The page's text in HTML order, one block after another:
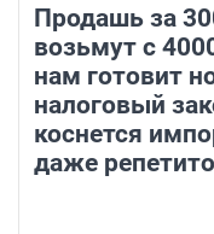
Продашь за
возьмут с
нам готовит
налоговый
коснется
даже